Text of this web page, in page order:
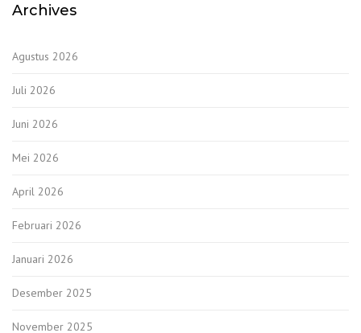
Archives
Agustus 2026
Juli 2026
Juni 2026
Mei 2026
April 2026
Februari 2026
Januari 2026
Desember 2025
November 2025